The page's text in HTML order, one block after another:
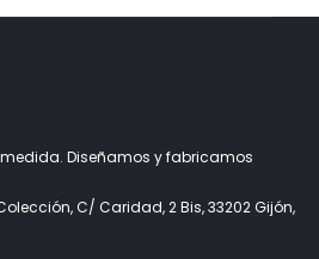
Diseñamos y fabricamos
C/ Caridad, 2 Bis, 33202 Gijón,